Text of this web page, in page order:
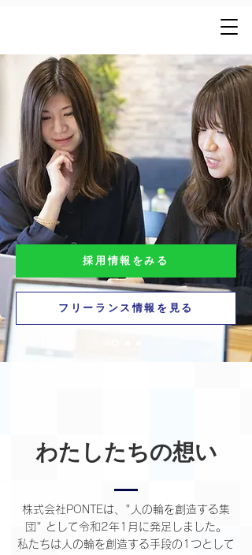
採用情報をみる
フリーランス情報を見る
​わたしたちの想い
株式会社PONTEは、"人の輪を創造する集
団" として令和2年1月に発足しました。
私たちは人の輪を創造する手段の1つとして